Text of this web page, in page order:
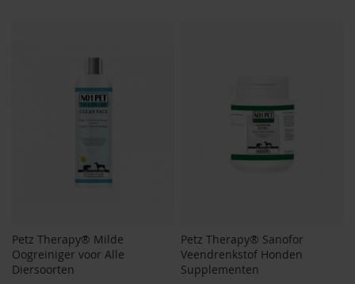
Petz Therapy® Milde
Oogreiniger voor Alle
Diersoorten
Petz Therapy® Sanofor
Veendrenkstof Honden
Supplementen